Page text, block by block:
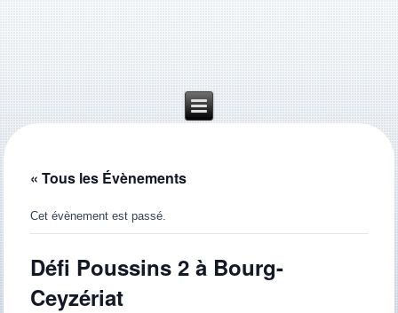
« Tous les Évènements
Cet évènement est passé.
Défi Poussins 2 à Bourg-
Ceyzériat